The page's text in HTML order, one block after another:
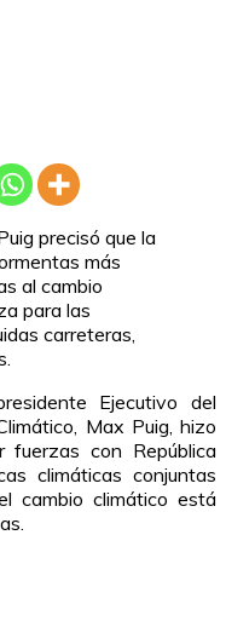
precisó que la
más
al cambio
para las
carreteras,
Ejecutivo del
Max Puig, hizo
con República
climáticas conjuntas
cambio climático está